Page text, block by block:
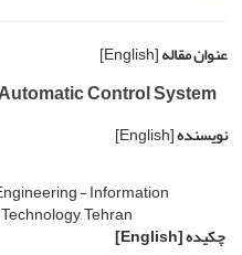
عنوان مقاله[English]
Control System
نویسنده[English]
- Information
Tehran
چکیده[English]